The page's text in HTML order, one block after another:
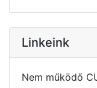
Linkeink
Nem működő